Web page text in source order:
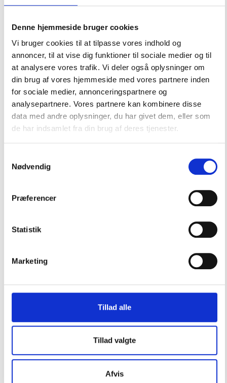
Denne hjemmeside bruger cookies
Vi bruger cookies til at tilpasse vores indhold og
annoncer, til at vise dig funktioner til sociale medier og til
at analysere vores trafik. Vi deler også oplysninger om
din brug af vores hjemmeside med vores partnere inden
for sociale medier, annonceringspartnere og
analysepartnere. Vores partnere kan kombinere disse
data med andre oplysninger, du har givet dem, eller som
de har indsamlet fra din brug af deres tjenester.
Nødvendig
Præferencer
Statistik
Marketing
Tillad alle
Tillad valgte
Afvis
Brændstoftanke
Benzintanke
Brændstofdunke
Brændstoftanke til båd
Tilbehør til brændstoftanke
HONDA påhængsmotorer
Motor vedligeholdelse
Slanger & spændebånd
Offeranoder
Pantry, Toilet & VVS